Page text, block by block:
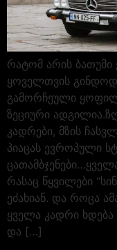
რატომ არის
ყოველთვის
გამორჩეული
ზეციური
კადრები, მზის
პიაცას ევროპული
რასაც წყვილები
ეძახიან. და როცა
ყველა კადრი
და […]